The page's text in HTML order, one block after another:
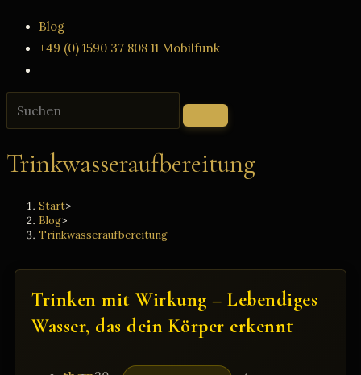
search
Blog
+49 (0) 1590 37 808 11 Mobilfunk
Suche
umschalten
Trinkwasseraufbereitung
Start>
Blog>
Trinkwasseraufbereitung
Trinken mit Wirkung – Lebendiges
Wasser, das dein Körper erkennt